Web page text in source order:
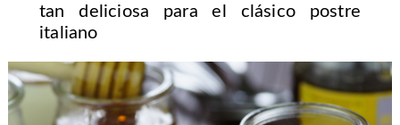
tan deliciosa para el clásico postre
italiano